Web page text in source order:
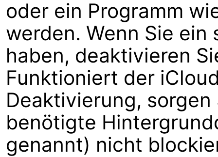
oder ein Programm
werden. Wenn Sie
haben, deaktivieren
Funktioniert der
Deaktivierung,
benötigte
genannt) nicht